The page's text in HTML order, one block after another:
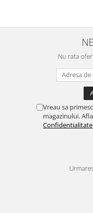
Nu rata
Vreau sa
magazinului.
Confidentialitate